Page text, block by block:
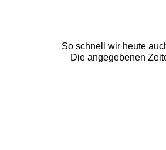
So schnell wir heute
Die angegebenen